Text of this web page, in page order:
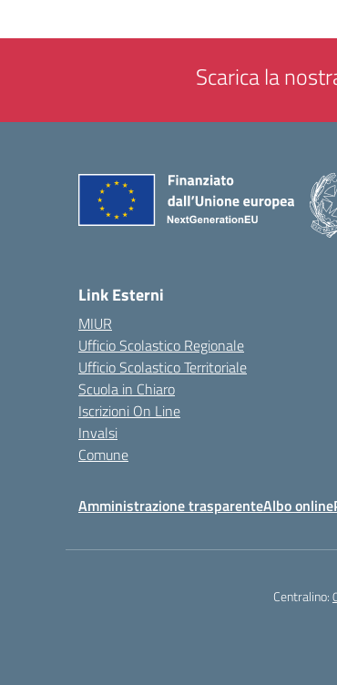
Scarica la
Link Esterni
MIUR
Ufficio Scolastico Regionale
Ufficio Scolastico Territoriale
Scuola in Chiaro
Iscrizioni On Line
Invalsi
Comune
Amministrazione trasparenteAlbo online
Centralino: